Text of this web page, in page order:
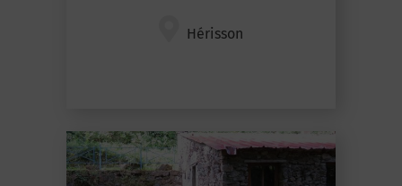
Hérisson